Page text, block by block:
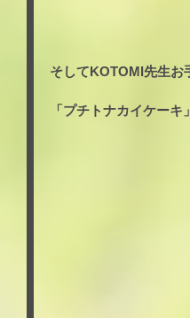
そしてKOTOMI先生お
「プチトナカイケー